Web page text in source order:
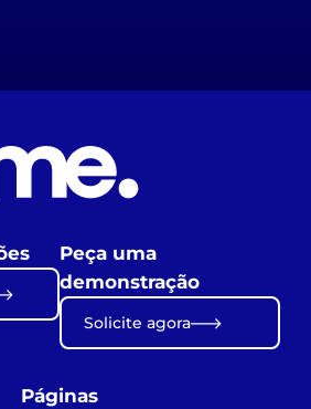
Peça uma
demonstração
Solicite agora
Páginas